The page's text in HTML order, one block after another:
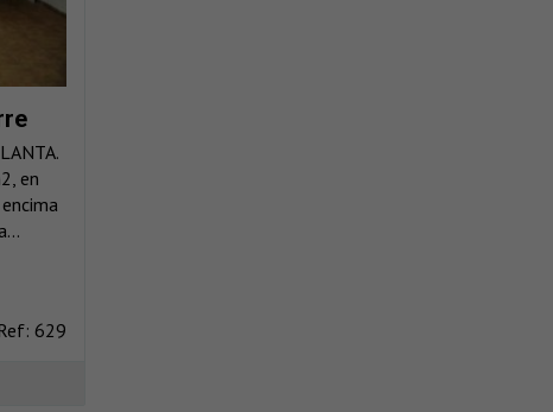
en
629